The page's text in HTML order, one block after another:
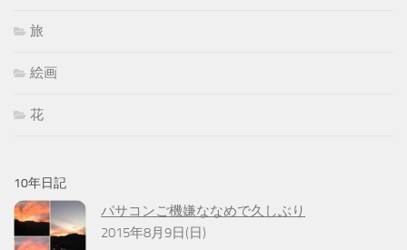
旅
絵画
花
10年日記
パサコンご機嫌ななめで久しぶり
2015年8月9日(日)